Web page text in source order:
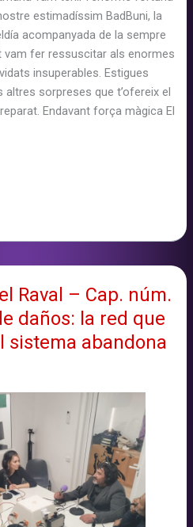
estimadíssim BadBuni, la
acompanyada de la sempre
vam fer ressuscitar als enormes
insuperables. Estigues
sorpreses que t’ofereix el
Endavant força màgica El
Raval – Cap. núm.
daños: la red que
sistema abandona